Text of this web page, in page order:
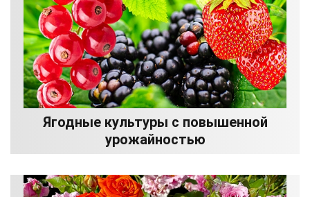
Ягодные культуры с повышенной
урожайностью